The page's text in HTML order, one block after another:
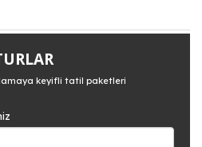
keyifli tatil paketleri